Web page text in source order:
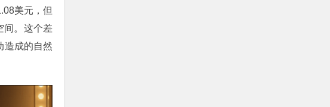
美元，但
间。这个差
造成的自然